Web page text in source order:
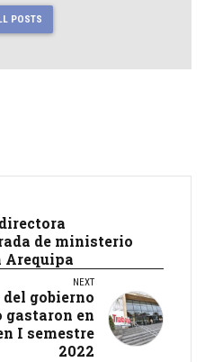
POSTS
de ministerio
Arequipa
NEXT
gobierno
gastaron en
I semestre
2022